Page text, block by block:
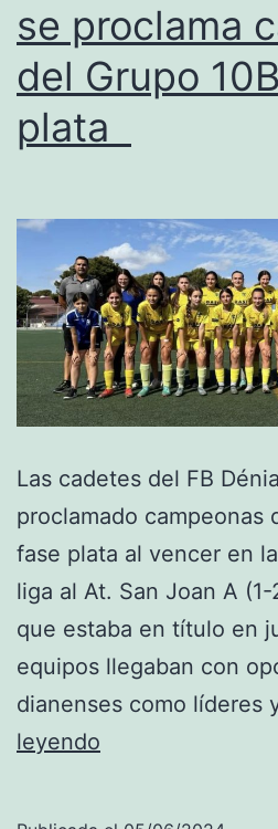
se proclama
del Grupo
plata
Las cadetes del FB
proclamado campeonas
fase plata al vencer en
liga al At. San Joan A
que estaba en título en
equipos llegaban con
dianenses como líderes
leyendo